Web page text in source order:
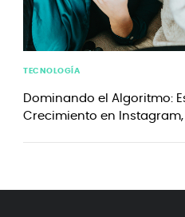
TECNOLOGÍA
Dominando el Algoritmo:
Crecimiento en Instagram,